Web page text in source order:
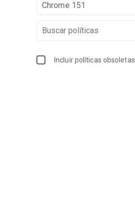
Chrome 151
Incluir políticas obsoletas